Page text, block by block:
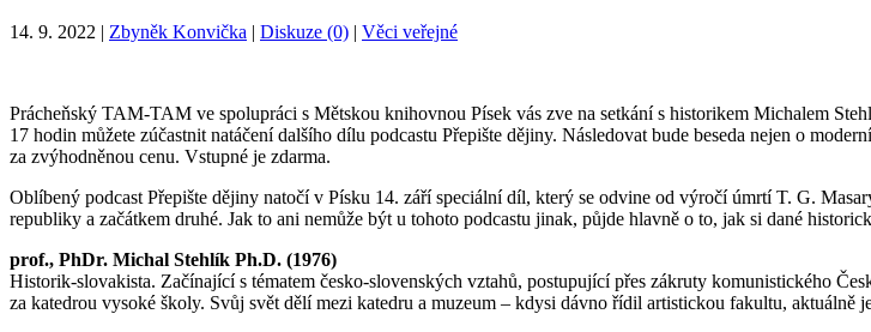
14. 9. 2022 | Zbyněk Konvička | Diskuze (0) | Věci veřejné
Prácheňský TAM-TAM ve spolupráci s Mětskou knihovnou Písek vás zve na setkání s historikem Michalem
17 hodin můžete zúčastnit natáčení dalšího dílu podcastu Přepište dějiny. Následovat bude beseda nejen o
za zvýhodněnou cenu. Vstupné je zdarma.
Oblíbený podcast Přepište dějiny natočí v Písku 14. září speciální díl, který se odvine od výročí úmrtí T. G.
republiky a začátkem druhé. Jak to ani nemůže být u tohoto podcastu jinak, půjde hlavně o to, jak si dané
prof., PhDr. Michal Stehlík Ph.D. (1976)
Historik-slovakista. Začínající s tématem česko-slovenských vztahů, postupující přes zákruty komunistického
za katedrou vysoké školy. Svůj svět dělí mezi katedru a muzeum – kdysi dávno řídil artistickou fakultu,